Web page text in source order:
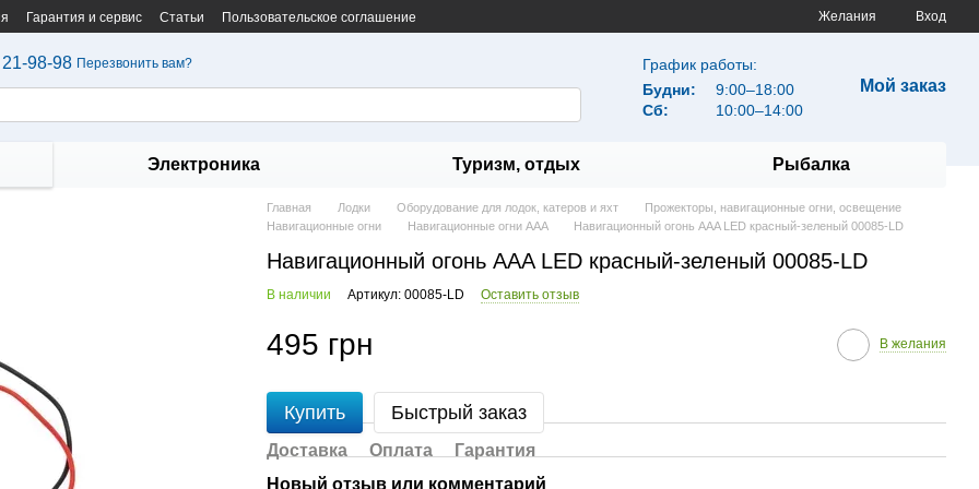
Гарантия и сервис Статьи Пользовательское соглашение Желания Вход
98-98 Перезвонить вам?
График работы:
Будни:
9:00–18:00
Сб:
10:00–14:00
Мой заказ
Электроника Туризм, отдых Рыбалка
Главная Лодки Оборудование для лодок, катеров и яхт
Прожекторы, навигационные огни, освещение
Навигационные огни
Навигационные огни AAA Навигационный огонь AAA LED красный-зеленый 00085-LD
Навигационный огонь AAA LED красный-зеленый 00085-LD
В наличии Артикул: 00085-LD Оставить отзыв
495 грн В желания
Купить Быстрый заказ
Доставка Оплата
Гарантия
Новый отзыв или комментарий